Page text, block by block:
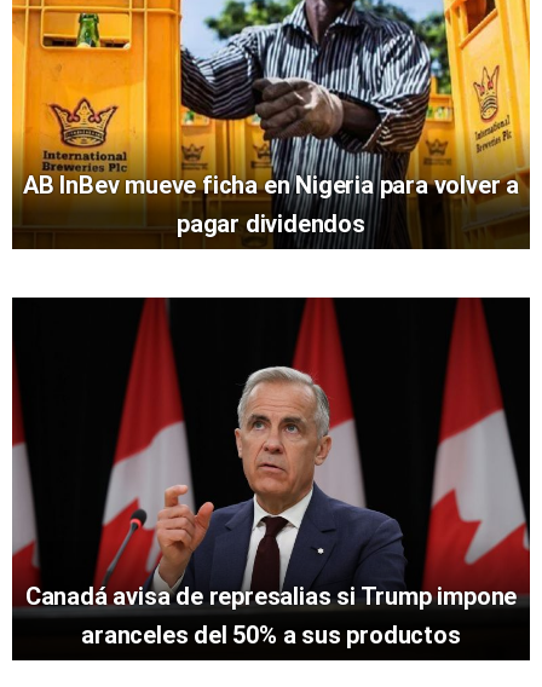
AB InBev mueve ficha en Nigeria para volver a
pagar dividendos
Canadá avisa de represalias si Trump impone
aranceles del 50% a sus productos